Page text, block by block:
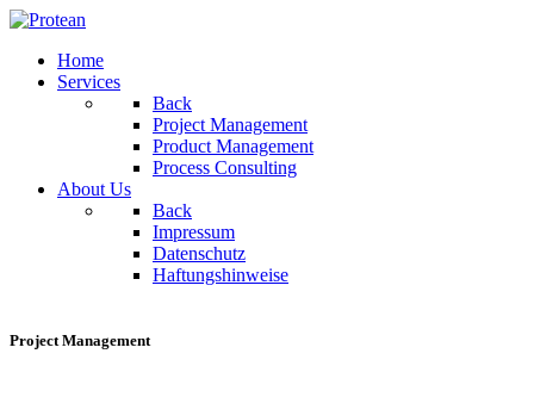
Home
Services
Back
Project Management
Product Management
Process Consulting
About Us
Back
Impressum
Datenschutz
Haftungshinweise
Project Management